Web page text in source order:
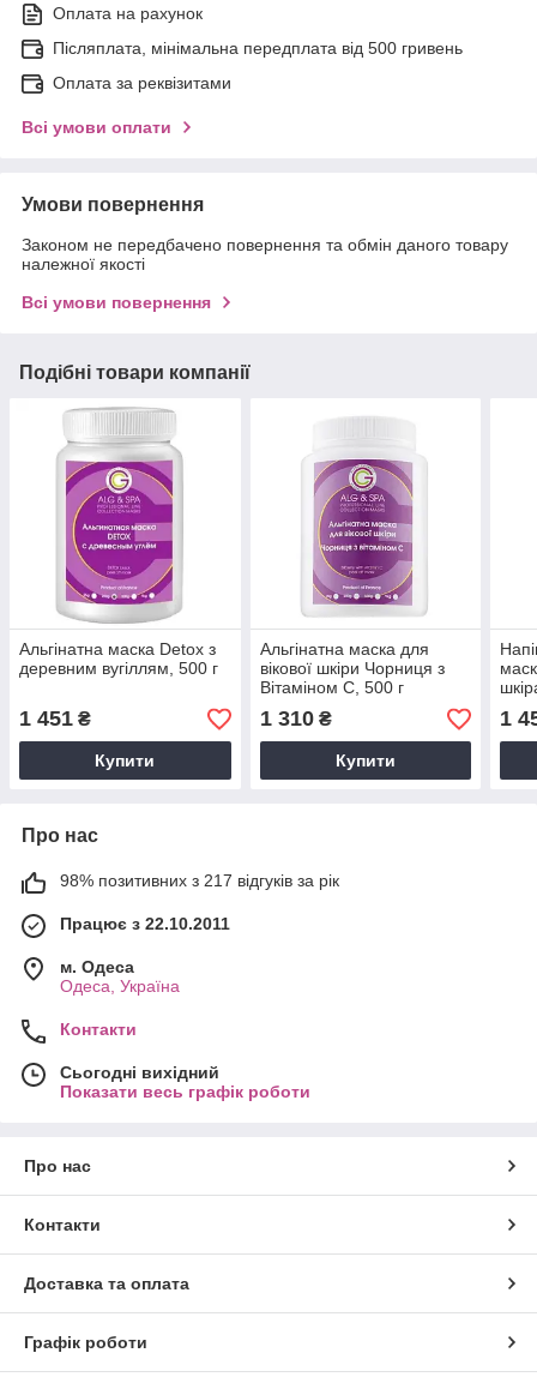
Оплата на рахунок
Післяплата, мінімальна передплата від 500 гривень
Оплата за реквізитами
Всі умови оплати
Умови повернення
Законом не передбачено повернення та обмін даного товару
належної якості
Всі умови повернення
Подібні товари компанії
Альгінатна маска Detox з
деревним вугіллям, 500 г
1 451 ₴
Купити
Альгінатна маска для
вікової шкіри Чорниця з
Вітаміном С, 500 г
1 310₴
Купити
1
Про нас
98% позитивних з 217 відгуків за рік
Працює з 22.10.2011
м. Одеса
Одеса, Україна
Контакти
Сьогодні вихідний
Показати весь графік роботи
Про нас
Контакти
Доставка та оплата
Графік роботи